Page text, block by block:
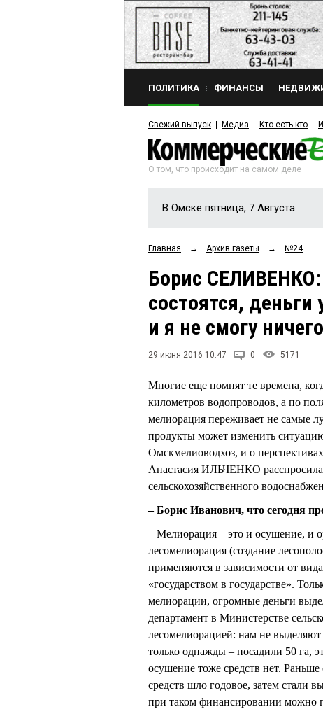
ПОЛИТИКА ФИНАНСЫ
Свежий выпуск Медиа Кто есть кто
О том, что происходит на самом деле
В Омске пятница, 7 Августа
Главная → Архив газеты → №24
Борис СЕЛИВЕНКО:
состоятся,
и я не смогу
29 июня 2016 10:47 0 5171
Многие еще помнят те времена,
километров водопроводов, а по
мелиорация переживает не самые
продукты может изменить
Омскмелиоводхоз, и о
Анастасия ИЛЬЧЕНКО
сельскохозяйственного
– Борис Иванович, что сегодня
– Мелиорация – это и осушение, и
лесомелиорация (создание
применяются в зависимости от
«государством в государстве».
мелиорации, огромные деньги
департамент в Министерстве
лесомелиорацией: нам не
только однажды – посадили 50 га,
осушение тоже средств нет.
средств шло годовое, затем стали
при таком финансировании можно